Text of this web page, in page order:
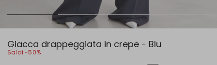
Giacca drappeggiata in crepe - Blu
Saldi -50%